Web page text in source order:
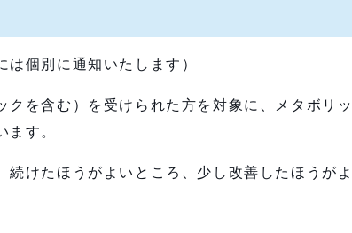
は個別に通知いたします）
クを含む）を受けられた方を対象に、メタボリ
ます。
続けたほうがよいところ、少し改善したほうが